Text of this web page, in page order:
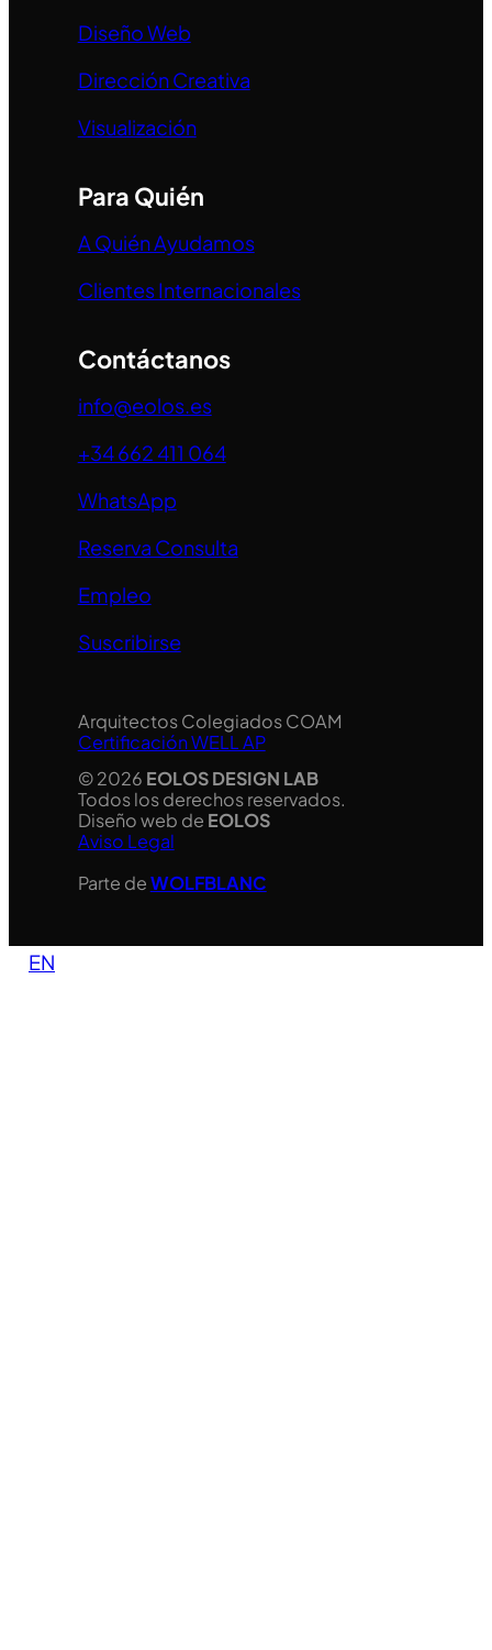
Diseño Web
Dirección Creativa
Visualización
Para Quién
A Quién Ayudamos
Clientes Internacionales
Contáctanos
info@eolos.es
+34 662 411 064
WhatsApp
Reserva Consulta
Empleo
Suscribirse
Arquitectos Colegiados COAM
Certificación WELL AP
© 2026 EOLOS DESIGN LAB
Todos los derechos reservados.
Diseño web de EOLOS
Aviso Legal
Parte deWOLFBLANC
EN